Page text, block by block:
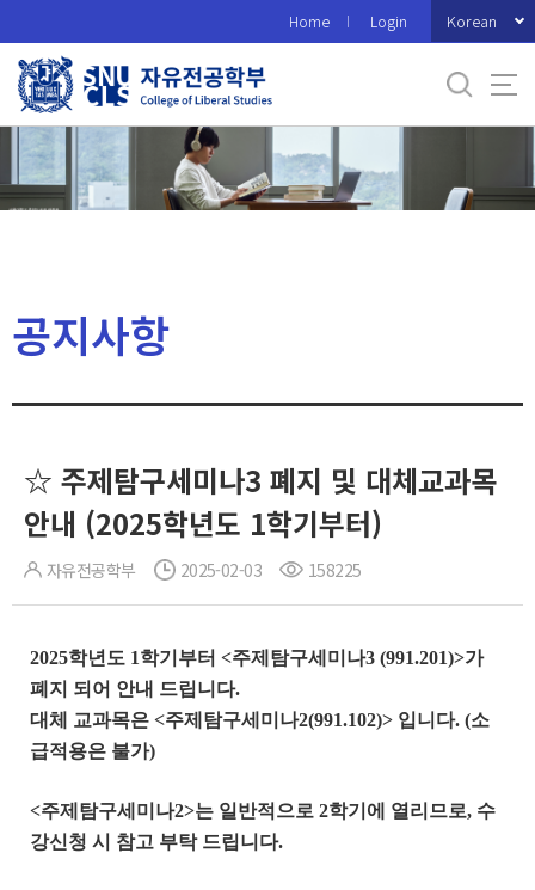
로
메
Home Login Korean
공지사항
☆ 주제탐구세미나3 폐지 및 대체교과목
안내 (2025학년도 1학기부터)
자유전공학부 2025-02-03 158225
2025학년도 1학기부터 <주제탐구세미나3 (991.201)>가
폐지 되어 안내 드립니다.
대체 교과목은 <주제탐구세미나2(991.102)> 입니다. (소
급적용은 불가)
<주제탐구세미나2>는 일반적으로 2학기에 열리므로, 수
강신청 시 참고 부탁 드립니다.